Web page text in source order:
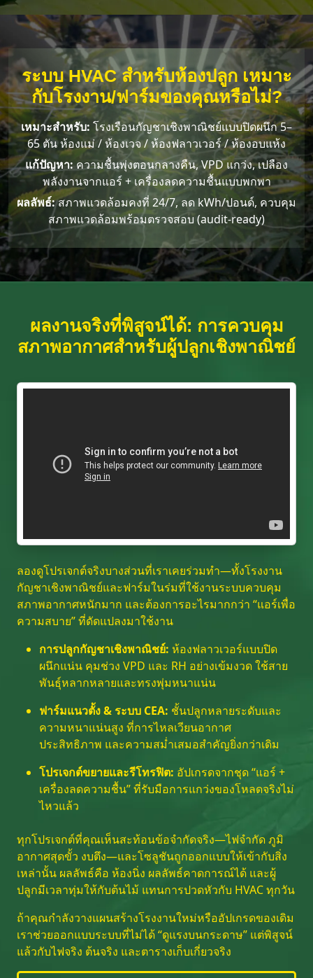
ระบบ HVAC สำหรับห้องปลูก เหมาะ
กับโรงงาน/ฟาร์มของคุณหรือไม่?
เหมาะสำหรับ: โรงเรือนกัญชาเชิงพาณิชย์แบบปิดผนึก 5–
65 ตัน ห้องแม่ / ห้องเวจ / ห้องฟลาวเวอร์ / ห้องอบแห้ง
แก้ปัญหา:ความชื้นพุ่งตอนกลางคืน, VPD แกว่ง, เปลือง
พลังงานจากแอร์ + เครื่องลดความชื้นแบบพกพา
ผลลัพธ์:สภาพแวดล้อมคงที่ 24/7, ลด kWh/ปอนด์, ควบคุม
สภาพแวดล้อมพร้อมตรวจสอบ (audit-ready)
ผลงานจริงที่พิสูจน์ได้: การควบคุม
สภาพอากาศสำหรับผู้ปลูกเชิงพาณิชย์
ลองดูโปรเจกต์จริงบางส่วนที่เราเคยร่วมทำ—ทั้งโรงงาน
กัญชาเชิงพาณิชย์และฟาร์มในร่มที่ใช้งานระบบควบคุม
สภาพอากาศหนักมาก และต้องการอะไรมากกว่า “แอร์เพื่อ
ความสบาย” ที่ดัดแปลงมาใช้งาน
การปลูกกัญชาเชิงพาณิชย์: ห้องฟลาวเวอร์แบบปิด
ผนึกแน่น คุมช่วง VPD และ RH อย่างเข้มงวด ใช้สาย
พันธุ์หลากหลายและทรงพุ่มหนาแน่น
ฟาร์มแนวตั้ง & ระบบ CEA: ชั้นปลูกหลายระดับและ
ความหนาแน่นสูง ที่การไหลเวียนอากาศ
ประสิทธิภาพ และความสม่ำเสมอสำคัญยิ่งกว่าเดิม
โปรเจกต์ขยายและรีโทรฟิต: อัปเกรดจากชุด “แอร์ +
เครื่องลดความชื้น” ที่รับมือการแกว่งของโหลดจริงไม่
ไหวแล้ว
ทุกโปรเจกต์ที่คุณเห็นสะท้อนข้อจำกัดจริง—ไฟจำกัด ภูมิ
อากาศสุดขั้ว งบตึง—และโซลูชันถูกออกแบบให้เข้ากับสิ่ง
เหล่านั้น ผลลัพธ์คือ ห้องนิ่ง ผลลัพธ์คาดการณ์ได้ และผู้
ปลูกมีเวลาทุ่มให้กับต้นไม้ แทนการปวดหัวกับ HVAC ทุกวัน
ถ้าคุณกำลังวางแผนสร้างโรงงานใหม่หรืออัปเกรดของเดิม
เราช่วยออกแบบระบบที่ไม่ได้ “ดูแรงบนกระดาษ” แต่พิสูจน์
แล้วกับไฟจริง ต้นจริง และตารางเก็บเกี่ยวจริง